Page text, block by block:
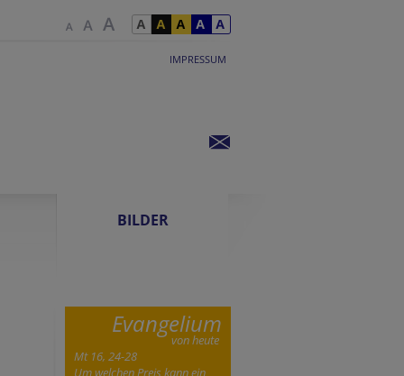
IMPRESSUM
BILDER
Evangelium
von heute
Mt 16, 24-28
Um welchen Preis kann ein